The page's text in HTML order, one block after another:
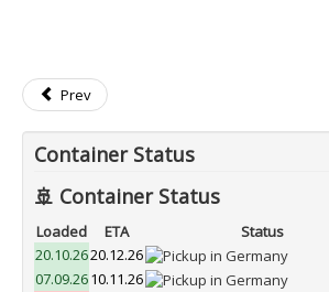
Prev
Container Status
🚢 Container Status
Loaded ETA
Status
20.10.2620.12.26
07.09.2610.11.26